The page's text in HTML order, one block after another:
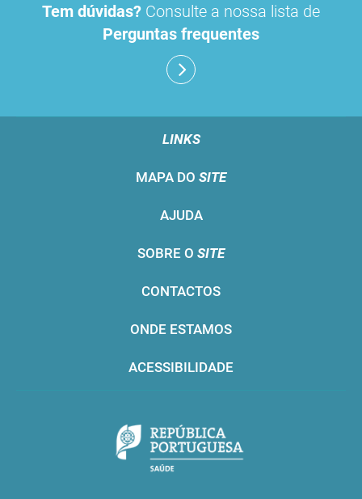
Tem dúvidas? Consulte a nossa lista de
Perguntas frequentes
LINKS
MAPA DO SITE
AJUDA
SOBRE O SITE
CONTACTOS
ONDE ESTAMOS
ACESSIBILIDADE